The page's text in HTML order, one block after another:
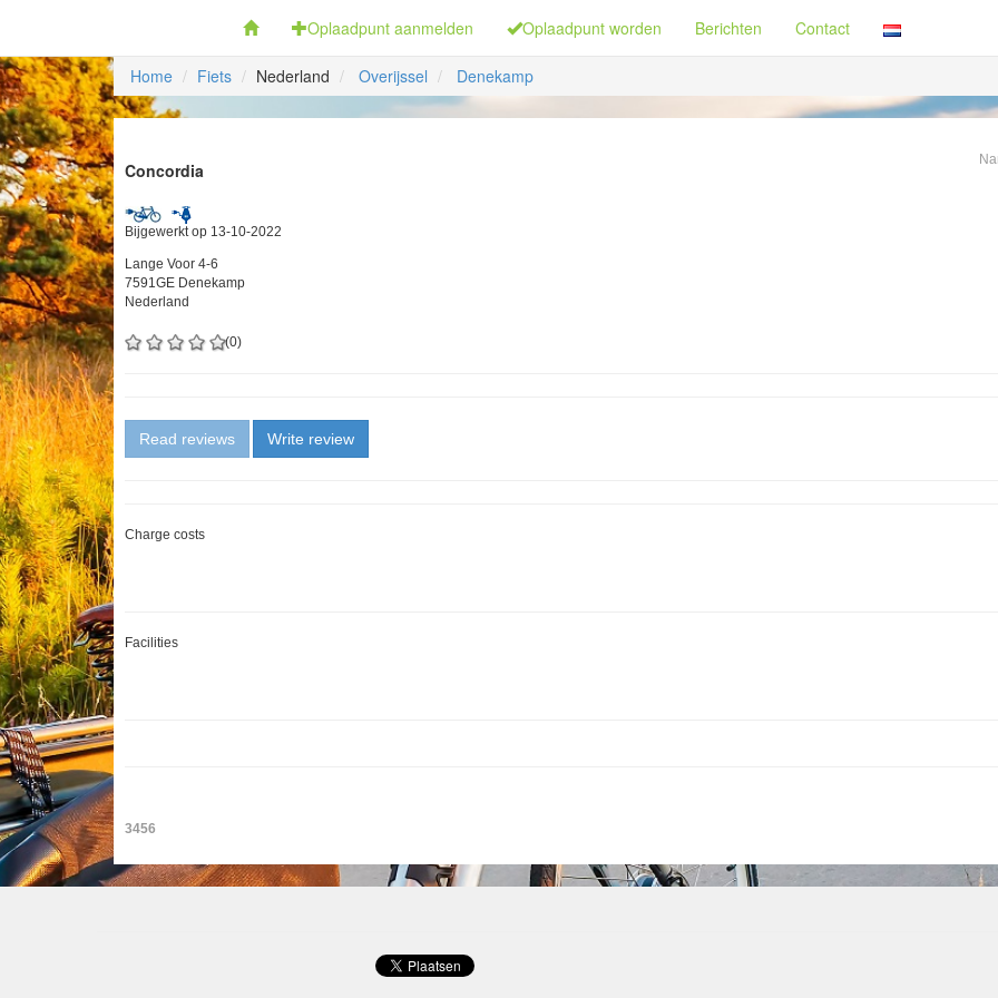
Oplaadpunt aanmelden Oplaadpunt worden Berichten Contact
Home Fiets Nederland Overijssel Denekamp
Concordia
Bijgewerkt op 13-10-2022
Lange Voor 4-6
7591GE Denekamp
Nederland
(0)
Read reviews Write review
Charge costs
Facilities
3456